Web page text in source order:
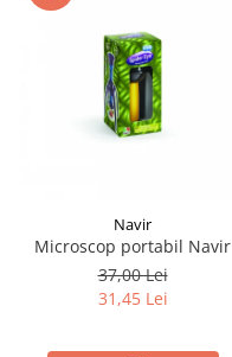
Navir
Microscop portabil Navir
37,00 Lei
31,45 Lei